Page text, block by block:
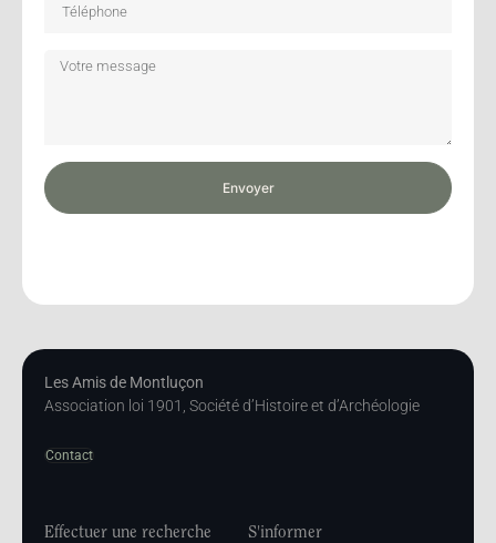
Envoyer
Les Amis de Montluçon
Association loi 1901, Société d’Histoire et d’Archéologie
Contact
Effectuer une recherche S'informer